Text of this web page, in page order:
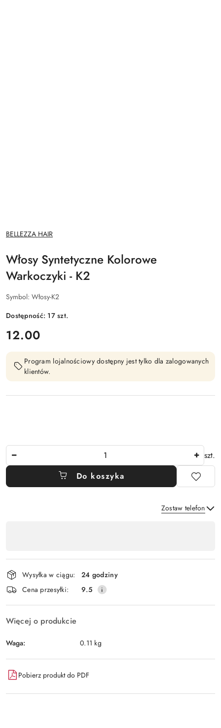
NAZWA
PRODUCENTA:
BELLEZZA HAIR
Włosy Syntetyczne Kolorowe
Warkoczyki - K2
Symbol: Włosy-K2
Dostępność: 17szt.
cena:
12.00
Program lojalnościowy dostępny jest tylko dla zalogowanych
klientów.
szt.
Do koszyka
Zostaw telefon
płatność
i
dostawa
Wysyłka w ciągu:
24 godziny
Cena przesyłki:
9.5
Więcej o produkcie
Waga: 0.11 kg
Pobierz produkt do PDF